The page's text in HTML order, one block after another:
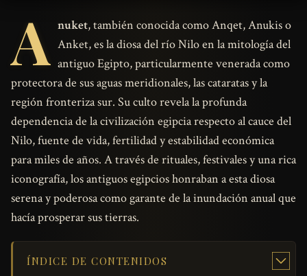
A nuket, también conocida como Anqet, Anukis o
Anket, es la diosa del río Nilo en la mitología del
antiguo Egipto, particularmente venerada como
protectora de sus aguas meridionales, las cataratas y la
región fronteriza sur. Su culto revela la profunda
dependencia de la civilización egipcia respecto al cauce del
Nilo, fuente de vida, fertilidad y estabilidad económica
para miles de años. A través de rituales, festivales y una rica
iconografía, los antiguos egipcios honraban a esta diosa
serena y poderosa como garante de la inundación anual que
hacía prosperar sus tierras.
ÍNDICE DE CONTENIDOS